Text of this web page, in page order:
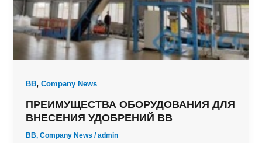
BB,Company News
ПРЕИМУЩЕСТВА ОБОРУДОВАНИЯ ДЛЯ
ВНЕСЕНИЯ УДОБРЕНИЙ BB
BB,Company News /admin